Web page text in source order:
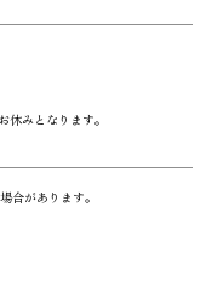
みとなります。
合があります。